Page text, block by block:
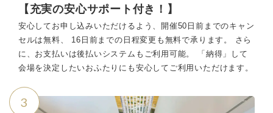
【充実の安心サポート付き！】
安心してお申し込みいただけるよう、開催50日前までのキャン
セルは無料、 16日前までの日程変更も無料で承ります。 さら
に、お支払いは後払いシステムもご利用可能。 「納得」して
会場を決定したいおふたりにも安心してご利用いただけます。
3